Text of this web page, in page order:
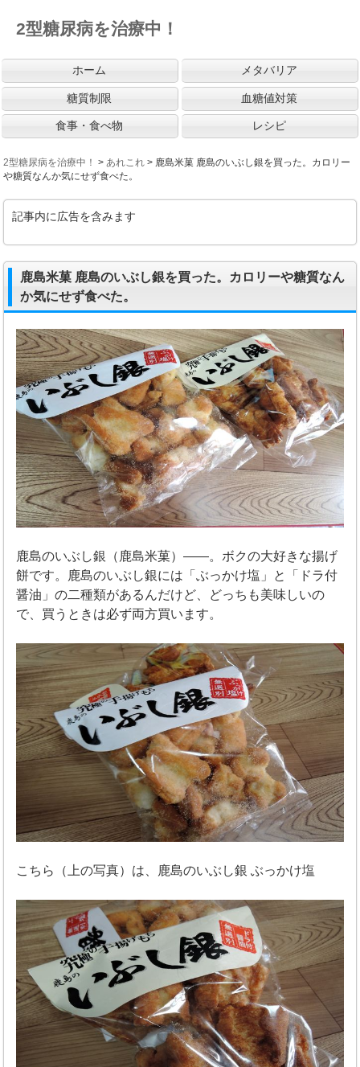
2型糖尿病を治療中！
ホーム メタバリア
糖質制限 血糖値対策
食事・食べ物 レシピ
2型糖尿病を治療中！ >あれこれ > 鹿島米菓 鹿島のいぶし銀を買った。カロリー
や糖質なんか気にせず食べた。
記事内に広告を含みます
鹿島米菓 鹿島のいぶし銀を買った。カロリーや糖質なん
か気にせず食べた。
鹿島のいぶし銀（鹿島米菓）――。ボクの大好きな揚げ
餅です。鹿島のいぶし銀には「ぶっかけ塩」と「ドラ付
醤油」の二種類があるんだけど、どっちも美味しいの
で、買うときは必ず両方買います。
こちら（上の写真）は、鹿島のいぶし銀 ぶっかけ塩